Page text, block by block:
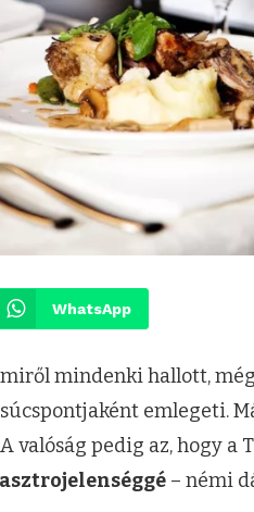
WhatsApp
mindenki hallott,
emlegeti.
valóság pedig az, hogy a
– némi